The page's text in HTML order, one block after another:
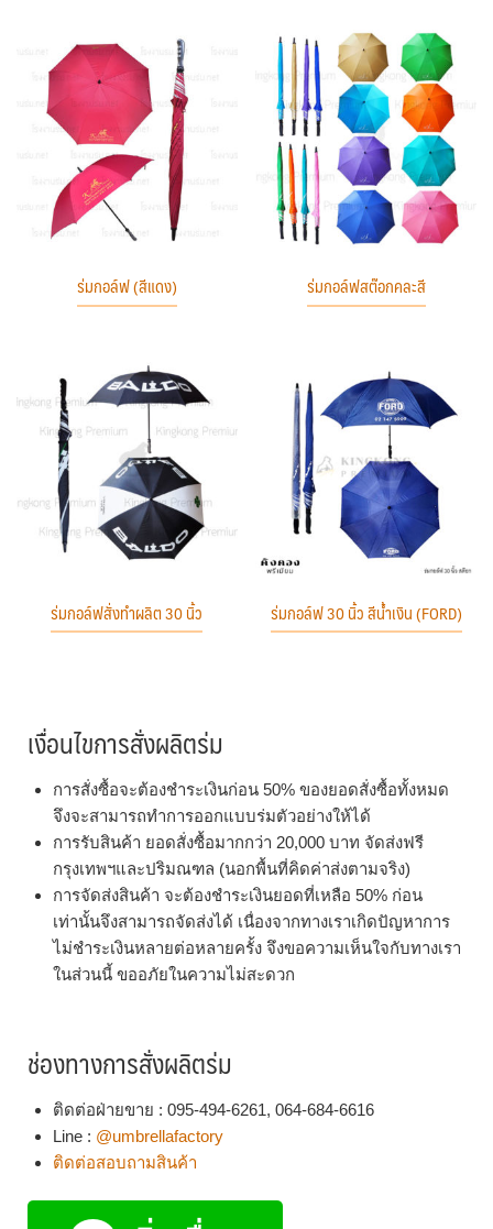
ร่มกอล์ฟ (สีแดง) ร่มกอล์ฟสต๊อกคละสี
ร่มกอล์ฟสั่งทำผลิต 30 นิ้ว ร่มกอล์ฟ 30 นิ้ว สีน้ำเงิน (FORD)
เงื่อนไขการสั่งผลิตร่ม
การสั่งซื้อจะต้องชำระเงินก่อน 50% ของยอดสั่งซื้อทั้งหมด
จึงจะสามารถทำการออกแบบร่มตัวอย่างให้ได้
การรับสินค้า ยอดสั่งซื้อมากกว่า 20,000 บาท จัดส่งฟรี
กรุงเทพฯและปริมณฑล (นอกพื้นที่คิดค่าส่งตามจริง)
การจัดส่งสินค้า จะต้องชำระเงินยอดที่เหลือ 50% ก่อน
เท่านั้นจึงสามารถจัดส่งได้ เนื่องจากทางเราเกิดปัญหาการ
ไม่ชำระเงินหลายต่อหลายครั้ง จึงขอความเห็นใจกับทางเรา
ในส่วนนี้ ขออภัยในความไม่สะดวก
ช่องทางการสั่งผลิตร่ม
ติดต่อฝ่ายขาย : 095-494-6261, 064-684-6616
Line : @umbrellafactory
ติดต่อสอบถามสินค้า